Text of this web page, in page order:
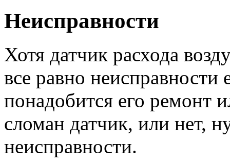
Неисправности
Хотя датчик расхода
все равно
понадобится его ремонт
сломан датчик, или нет,
неисправности.